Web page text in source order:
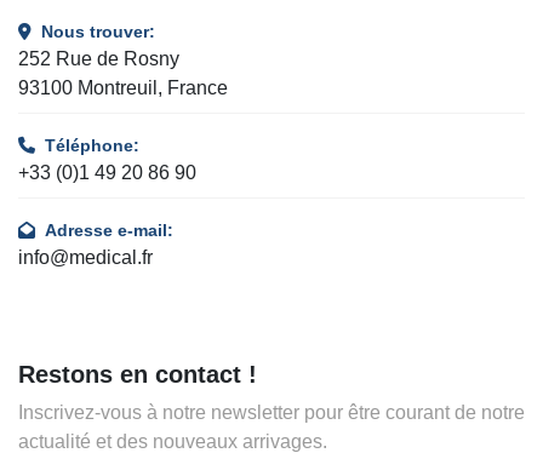
Nous trouver:
252 Rue de Rosny
93100 Montreuil, France
Téléphone:
+33 (0)1 49 20 86 90
Adresse e-mail:
info@medical.fr
Restons en contact !
Inscrivez-vous à notre newsletter pour être courant de notre
actualité et des nouveaux arrivages.